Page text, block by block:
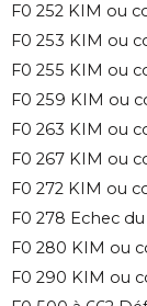
F0 252 KIM ou
F0 253 KIM ou
F0 255 KIM ou
F0 259 KIM ou
F0 263 KIM ou
F0 267 KIM ou
F0 272 KIM ou
F0 278 Echec
F0 280 KIM ou
F0 290 KIM ou